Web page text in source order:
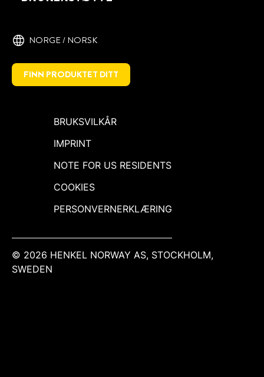
NORGE / NORSK
FINN PRODUKTET DITT
BRUKSVILKÅR
IMPRINT
NOTE FOR US RESIDENTS
COOKIES
PERSONVERNERKLÆRING
© 2026 HENKEL NORWAY AS, STOCKHOLM,
SWEDEN